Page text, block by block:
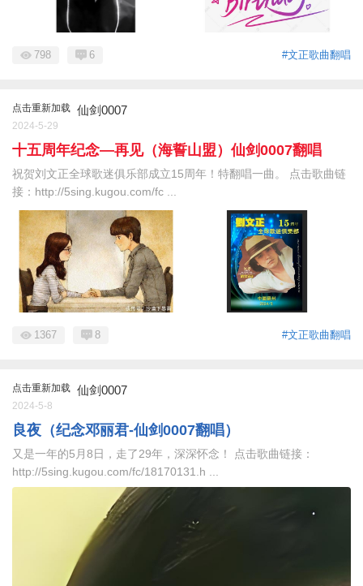
#文正歌曲翻唱
798 6
点击重新加载 仙剑0007
2024-5-29
十五周年纪念—再见（海誓山盟）仙剑0007翻唱
祝贺刘文正全球歌迷俱乐部成立15周年！特翻唱一曲。 点击歌曲链
接：http://5sing.kugou.com/fc ...
#文正歌曲翻唱
1367 8
点击重新加载 仙剑0007
2024-5-8
良夜（纪念邓丽君-仙剑0007翻唱）
又是一年的5月8日，走了29年，深深怀念！ 点击歌曲链接：
http://5sing.kugou.com/fc/18170131.h ...